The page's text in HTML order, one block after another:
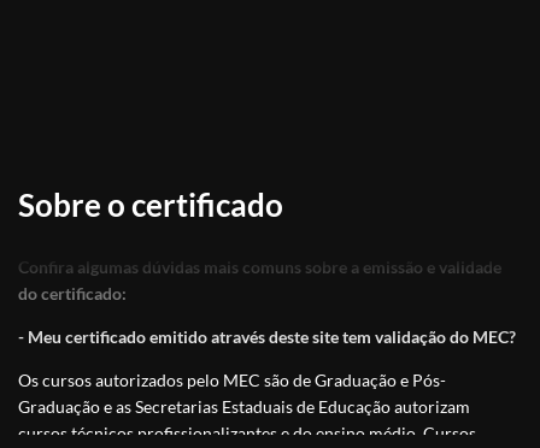
Sobre o certificado
Confira algumas dúvidas mais comuns sobre a emissão e validade
do certificado:
- Meu certificado emitido através deste site tem validação do MEC?
Os cursos autorizados pelo MEC são de Graduação e Pós-
Graduação e as Secretarias Estaduais de Educação autorizam
cursos técnicos profissionalizantes e do ensino médio. Cursos